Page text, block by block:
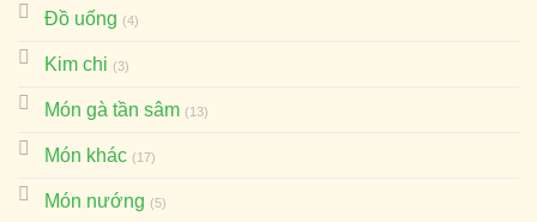
Đồ uống (4)
Kim chi (3)
Món gà tần sâm (13)
Món khác (17)
Món nướng (5)